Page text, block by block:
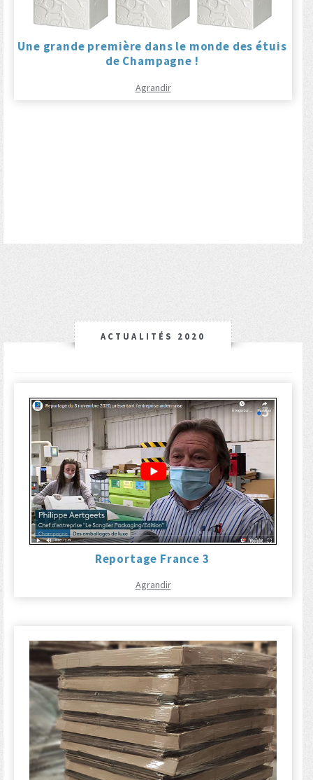
Une grande première dans le monde des étuis
de Champagne !
Agrandir
ACTUALITÉS 2020
Reportage France 3
Agrandir